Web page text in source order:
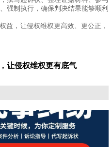
强制执行，确保判决结果能够顺利
益，让侵权维权更高效、更公正，
让侵权维权更有底气